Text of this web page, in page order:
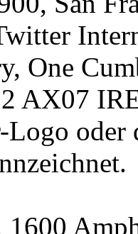
One
AX07
oder